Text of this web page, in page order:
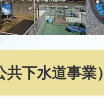
下水道事業）